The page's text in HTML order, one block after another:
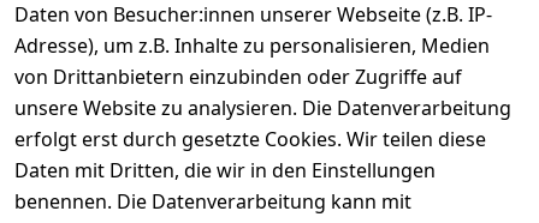
Durchschnittliche Bewertung
0
Basierend auf 0 Bewertung(en)
Bewertung abgeben
5
( 0 )
4
( 0 )
Daten von Besucher:innen unserer Webseite (z.B. IP-
Adresse), um z.B. Inhalte zu personalisieren, Medien
von Drittanbietern einzubinden oder Zugriffe auf
unsere Website zu analysieren. Die Datenverarbeitung
erfolgt erst durch gesetzte Cookies. Wir teilen diese
Daten mit Dritten, die wir in den Einstellungen
benennen. Die Datenverarbeitung kann mit